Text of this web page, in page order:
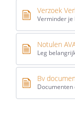
Verzoek
Verminder je
Notulen
Leg
Bv
Documenten